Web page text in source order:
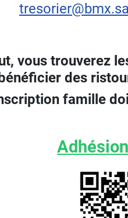
vous trouverez
des
famille